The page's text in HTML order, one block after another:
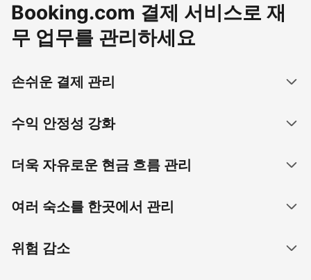
Booking.com 결제 서비스로 재
무 업무를 관리하세요
손쉬운 결제 관리
수익 안정성 강화
더욱 자유로운 현금 흐름 관리
여러 숙소를 한곳에서 관리
위험 감소